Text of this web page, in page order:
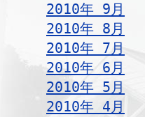
2010年 9月
2010年 8月
2010年 7月
2010年 6月
2010年 5月
2010年 4月